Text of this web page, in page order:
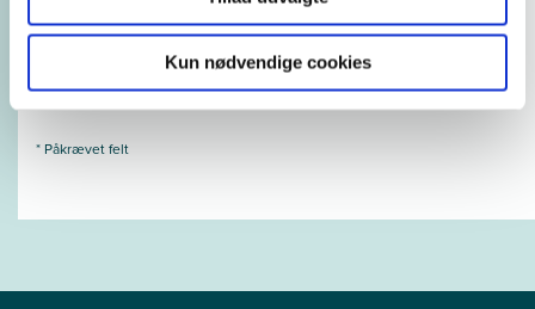
Kun nødvendige cookies
Næste
* Påkrævet felt